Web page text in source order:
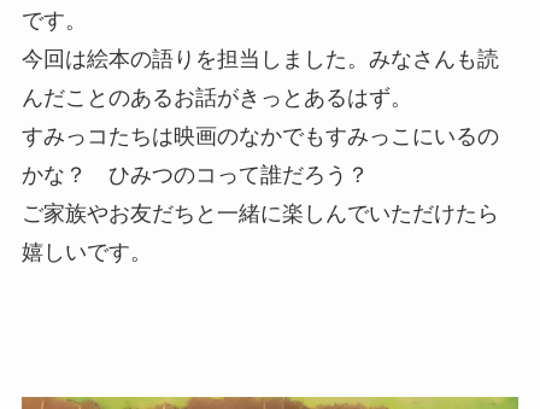
です。
今回は絵本の語りを担当しました。みなさんも読
んだことのあるお話がきっとあるはず。
すみっコたちは映画のなかでもすみっこにいるの
かな？ ひみつのコって誰だろう？
ご家族やお友だちと一緒に楽しんでいただけたら
嬉しいです。